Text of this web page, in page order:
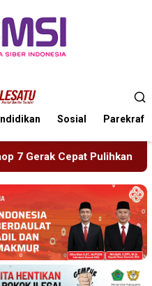
Sosial Parekraf
PMR Wira